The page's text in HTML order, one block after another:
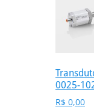
0025-
R$ 0,00